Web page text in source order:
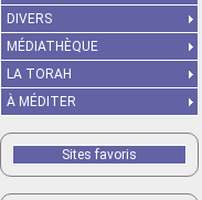
DIVERS
MÉDIATHÈQUE
LA TORAH
À MÉDITER
Sites favoris